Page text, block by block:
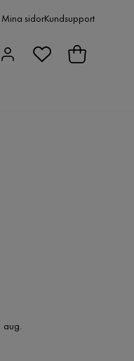
Mina sidorKundsupport
aug.